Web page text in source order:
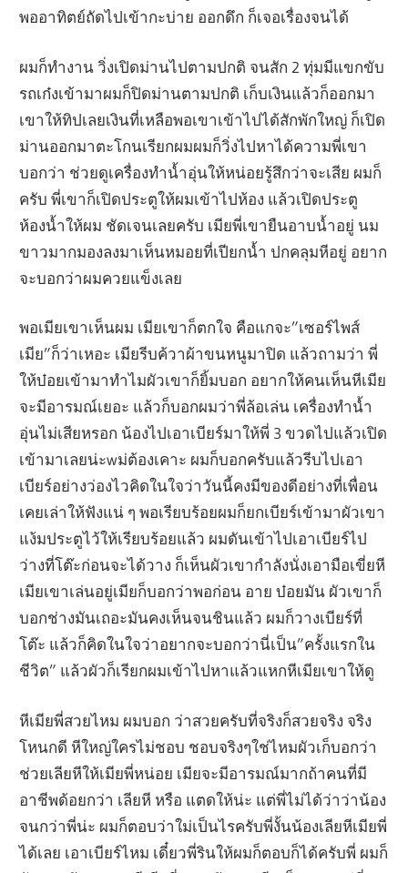
พออาทิตย์ถัดไปเข้ากะบ่าย ออกดึก ก็เจอเรื่องจนได้
ผมก็ทำงาน วิ่งเปิดม่านไปตามปกติ จนสัก 2 ทุ่มมีแขกขับ
รถเก๋งเข้ามาผมก็ปิดม่านตามปกติ เก็บเงินแล้วก็ออกมา
เขาให้ทิปเลยเงินที่เหลือพอเขาเข้าไปได้สักพักใหญ่ ก็เปิด
ม่านออกมาตะโกนเรียกผมผมก็วิ่งไปหาได้ความพี่เขา
บอกว่า ช่วยดูเครื่องทำน้ำอุ่นให้หน่อยรู้สึกว่าจะเสีย ผมก็
ครับ พี่เขาก็เปิดประตูให้ผมเข้าไปห้อง แล้วเปิดประตู
ห้องน้ำให้ผม ชัดเจนเลยครับ เมียพี่เขายืนอาบน้ำอยู่ นม
ขาวมากมองลงมาเห็นหมอยที่เปียกน้ำ ปกคลุมหีอยู่ อยาก
จะบอกว่าผมควยแข็งเลย
พอเมียเขาเห็นผม เมียเขาก็ตกใจ คือแกจะ”เซอร์ไพส์
เมีย”ก็ว่าเหอะ เมียรีบค้วาผ้าขนหนูมาปิด แล้วถามว่า พี่
ให้บ๋อยเข้ามาทำไมผัวเขาก็ยิ้มบอก อยากให้คนเห็นหีเมีย
จะมีอารมณ์เยอะ แล้วก็บอกผมว่าพี่ล้อเล่น เครื่องทำน้ำ
อุ่นไม่เสียหรอก น้องไปเอาเบียร์มาให้พี่ 3 ขวดไปแล้วเปิด
เข้ามาเลยน่ะwม่ต้องเคาะ ผมก็บอกครับแล้วรีบไปเอา
เบียร์อย่างว่องไวคิดในใจว่าวันนี้คงมีของดีอย่างที่เพื่อน
เคยเล่าให้ฟังแน่ ๆ พอเรียบร้อยผมก็ยกเบียร์เข้ามาผัวเขา
แง้มประตูไว้ให้เรียบร้อยแล้ว ผมดันเข้าไปเอาเบียร์ไป
ว่างที่โต๊ะก่อนจะได้วาง ก็เห็นผัวเขากำลังนั่งเอามือเขี่ยหี
เมียเขาเล่นอยู่เมียก็บอกว่าพอก่อน อาย บ๋อยมัน ผัวเขาก็
บอกช่างมันเถอะมันคงเห็นจนชินแล้ว ผมก็วางเบียร์ที่
โต๊ะ แล้วก็คิดในใจว่าอยากจะบอกว่านี่เป็น”ครั้งแรกใน
ชีวิต” แล้วผัวก็เรียกผมเข้าไปหาแล้วแหกหีเมียเขาให้ดู
หีเมียพี่สวยไหม ผมบอก ว่าสวยครับที่จริงก็สวยจริง จริง
โหนกดี หีใหญ่ใครไม่ชอบ ชอบจริงๆใช่ไหมผัวเก็บอกว่า
ช่วยเลียหีให้เมียพี่หน่อย เมียจะมีอารมณ์มากถ้าคนที่มี
อาชีพด้อยกว่า เลียหี หรือ แตดให้น่ะ แต่พี่ไม่ได้ว่าว่าน้อง
จนกว่าพี่น่ะ ผมก็ตอบว่าใม่เป็นไรครับพี่งั้นน้องเลียหีเมียพี่
ได้เลย เอาเบียร์ไหม เดี๋ยวพี่รินให้ผมก็ตอบก็ได้ครับพี่ ผมก็